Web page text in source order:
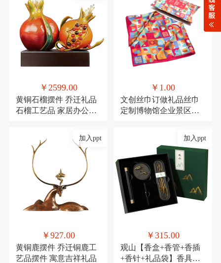
￥2599.00
黄铜石榴摆件 乔迁礼品
石榴工艺品 家居办公装
￥1.00
文创丝巾订做礼品丝巾
定制博物馆企业景区文
加入ppt
￥927.00
黄铜鹿摆件 乔迁铜鹿工
艺品摆件 寓意吉祥礼品
加入ppt
￥315.00
观山【香盒+香管+香插
+香针+礼品袋】香具商